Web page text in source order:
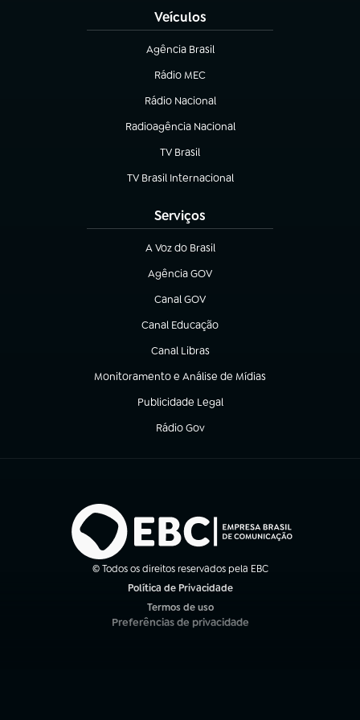
Veículos
Agência Brasil
(abre em nova aba)
Rádio MEC
(abre em nova aba)
Rádio Nacional
Radioagência Nacional
(abre em nova aba)
TV Brasil
(abre em nova aba)
TV Brasil Internacional
(abre em nova aba)
Serviços
A Voz do Brasil
(abre em nova aba)
Agência GOV
(abre em nova aba)
Canal GOV
(abre em nova aba)
Canal Educação
(abre em nova aba)
Canal Libras
(abre em nova aba)
Monitoramento e Análise de Mídias
(abre em nova aba)
Publicidade Legal
(abre em nova aba)
Rádio Gov
(abre em nova aba)
© Todos os direitos reservados pela EBC
Política de Privacidade
Termos de uso
(abre em nova aba)
Preferências de privacidade